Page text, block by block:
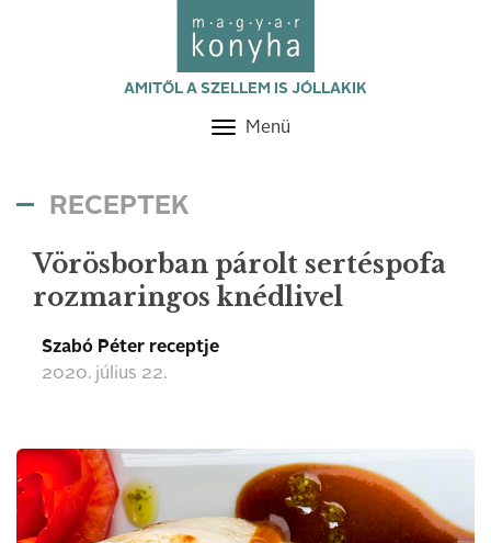
AMITŐL A SZELLEM IS JÓLLAKIK
Toggle
Menü
RECEPTEK
Vörösborban párolt sertéspofa
rozmaringos knédlivel
Szabó Péter receptje
2020. július 22.